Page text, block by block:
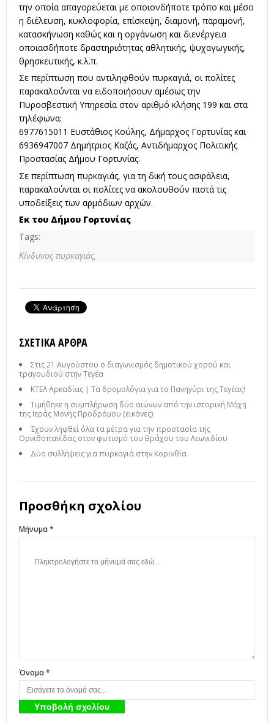
την οποία απαγορεύεται με οποιονδήποτε τρόπο και μέσο
η διέλευση, κυκλοφορία, επίσκεψη, διαμονή, παραμονή,
κατασκήνωση καθώς και η οργάνωση και διενέργεια
οποιασδήποτε δραστηριότητας αθλητικής, ψυχαγωγικής,
θρησκευτικής, κ.λ.π.
Σε περίπτωση που αντιληφθούν πυρκαγιά, οι πολίτες
παρακαλούνται να ειδοποιήσουν αμέσως την
Πυροσβεστική Υπηρεσία στον αριθμό κλήσης 199 και στα
τηλέφωνα:
6977615011 Ευστάθιος Κούλης, Δήμαρχος Γορτυνίας και
6936947007 Δημήτριος Καζάς, Αντιδήμαρχος Πολιτικής
Προστασίας Δήμου Γορτυνίας.
Σε περίπτωση πυρκαγιάς, για τη δική τους ασφάλεια,
παρακαλούνται οι πολίτες να ακολουθούν πιστά τις
υποδείξεις των αρμόδιων αρχών.
Εκ του Δήμου Γορτυνίας
Tags:
Κίνδυνος πυρκαγιάς,
ΣΧΕΤΙΚΆ ΆΡΘΡΑ
Στις 21 Αυγούστου ο διαγωνισμός δημοτικού χορού και
τραγουδιού στην Τεγέα
ΚΤΕΛ Αρκαδίας | Τα δρομολόγια για το Πανηγύρι της Τεγέας!
Τιμήθηκε η συμπλήρωση δύο αιώνων από την ιστορική Μάχη
της Ιεράς Μονής Προδρόμου (εικόνες)
Έχουν ληφθεί όλα τα μέτρα για την προστασία της
Ορνιθοπανίδας στον φωτισμό του Βράχου του Λεωνιδίου
Δύο συλλήψεις για πυρκαγιά στην Κορινθία
Προσθήκη σχολίου
Μήνυμα *
Όνομα *